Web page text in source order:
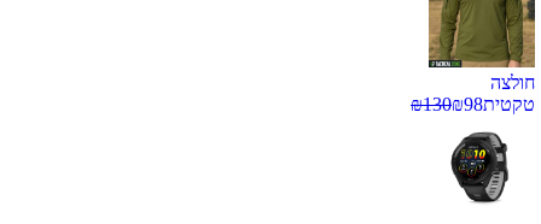
חולצה
טקטית
₪98
₪130